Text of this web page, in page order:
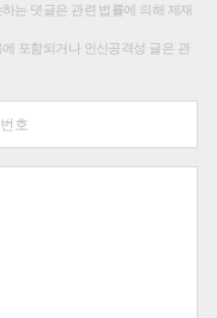
는 댓글은 관련 법률에 의해 제재
포함되거나 인신공격성 글은 관